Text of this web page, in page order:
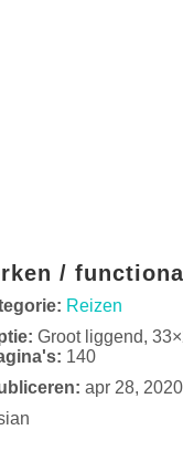
/
Reizen
Groot liggend,
140
apr 28, 2020